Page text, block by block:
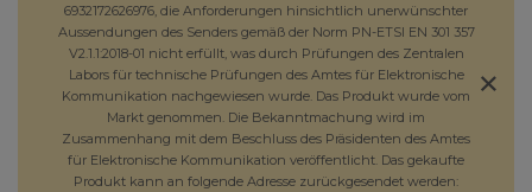
6932172626976, die Anforderungen hinsichtlich unerwünschter
Aussendungen des Senders gemäß der Norm PN-ETSI EN 301 357
V2.1.1:2018-01 nicht erfüllt, was durch Prüfungen des Zentralen
Labors für technische Prüfungen des Amtes für Elektronische
Kommunikation nachgewiesen wurde. Das Produkt wurde vom
Markt genommen. Die Bekanntmachung wird im
Zusammenhang mit dem Beschluss des Präsidenten des Amtes
für Elektronische Kommunikation veröffentlicht. Das gekaufte
Produkt kann an folgende Adresse zurückgesendet werden: